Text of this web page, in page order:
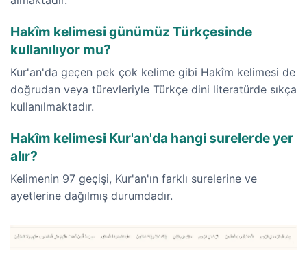
Hakîm kelimesi günümüz Türkçesinde
kullanılıyor mu?
Kur'an'da geçen pek çok kelime gibi Hakîm kelimesi de
doğrudan veya türevleriyle Türkçe dini literatürde sıkça
kullanılmaktadır.
Hakîm kelimesi Kur'an'da hangi surelerde yer
alır?
Kelimenin 97 geçişi, Kur'an'ın farklı surelerine ve
ayetlerine dağılmış durumdadır.